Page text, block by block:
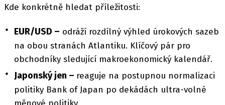
Kde konkrétně hledat příležitosti:
EUR/USD – odráží rozdílný výhled úrokových sazeb
na obou stranách Atlantiku. Klíčový pár pro
obchodníky sledující makroekonomický kalendář.
Japonský jen – reaguje na postupnou normalizaci
politiky Bank of Japan po dekádách ultra-volné